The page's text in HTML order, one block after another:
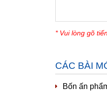
* Vui lòng gõ
CÁC BÀI
Bốn ấn